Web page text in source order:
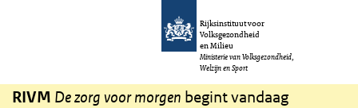
Overslaan en naar de inhoud gaan
Rijksinstituut voor
Volksgezondheid
en Milieu
Ministerie van Volksgezondheid,
Welzijn en Sport
RIVM De zorg voor morgen begint vandaag